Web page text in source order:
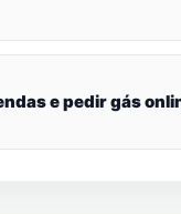
e pedir gás